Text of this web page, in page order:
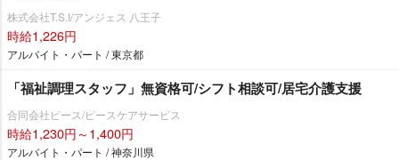
株式会社T.S.I/アンジェス 八王子
時給1,226円
アルバイト・パート / 東京都
「福祉調理スタッフ」無資格可/シフト相談可/居宅介護支援
合同会社ピース/ピースケアサービス
時給1,230円～1,400円
アルバイト・パート / 神奈川県